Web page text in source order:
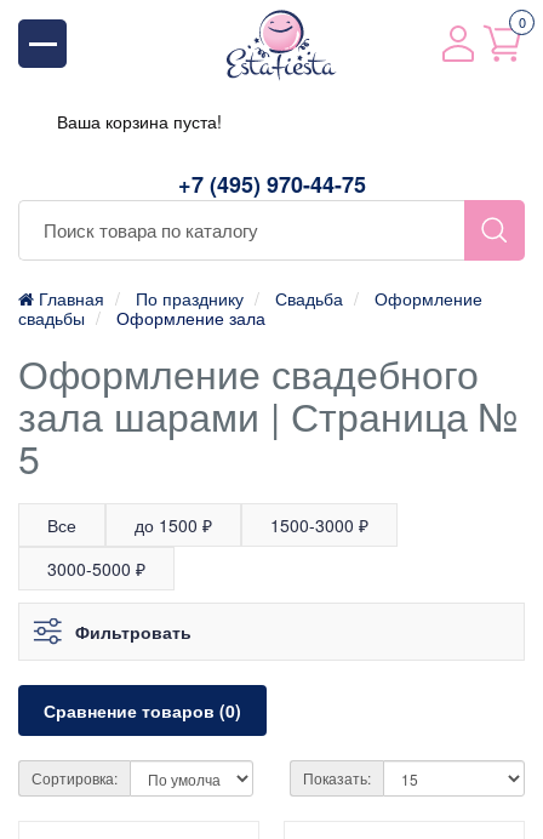
+7 (495) 970-44-75
0
Ваша корзина пуста!
Главная По празднику Свадьба
Оформление
свадьбы
Оформление зала
Оформление свадебного
зала шарами | Страница №
5
Все до 1500 ₽
1500-3000 ₽
3000-5000 ₽
Фильтровать
Сравнение товаров (0)
Сортировка: Показать: